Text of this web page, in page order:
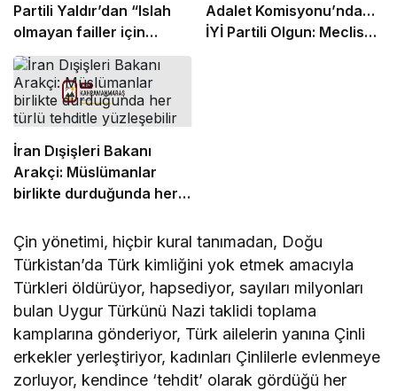
Partili Yaldır’dan “Islah
olmayan failler için
Suriye’de cezaevi inşa
edelim” önerisi
Adalet Komisyonu’nda…
İYİ Partili Olgun: Meclis
İran Dışişleri Bakanı
Arakçi: Müslümanlar
birlikte durduğunda her
Çin yönetimi, hiçbir kural tanımadan, Doğu
Türkistan’da Türk kimliğini yok etmek amacıyla
Türkleri öldürüyor, hapsediyor, sayıları milyonları
bulan Uygur Türkünü Nazi taklidi toplama
kamplarına gönderiyor, Türk ailelerin yanına Çinli
erkekler yerleştiriyor, kadınları Çinlilerle evlenmeye
zorluyor, kendince ‘tehdit’ olarak gördüğü her